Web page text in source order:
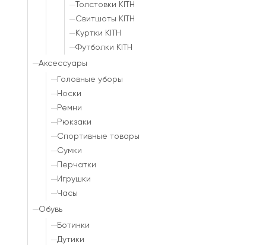
Толстовки KITH
Свитшоты KITH
Куртки KITH
Футболки KITH
Аксессуары
Головные уборы
Носки
Ремни
Рюкзаки
Спортивные товары
Сумки
Перчатки
Игрушки
Часы
Обувь
Ботинки
Дутики